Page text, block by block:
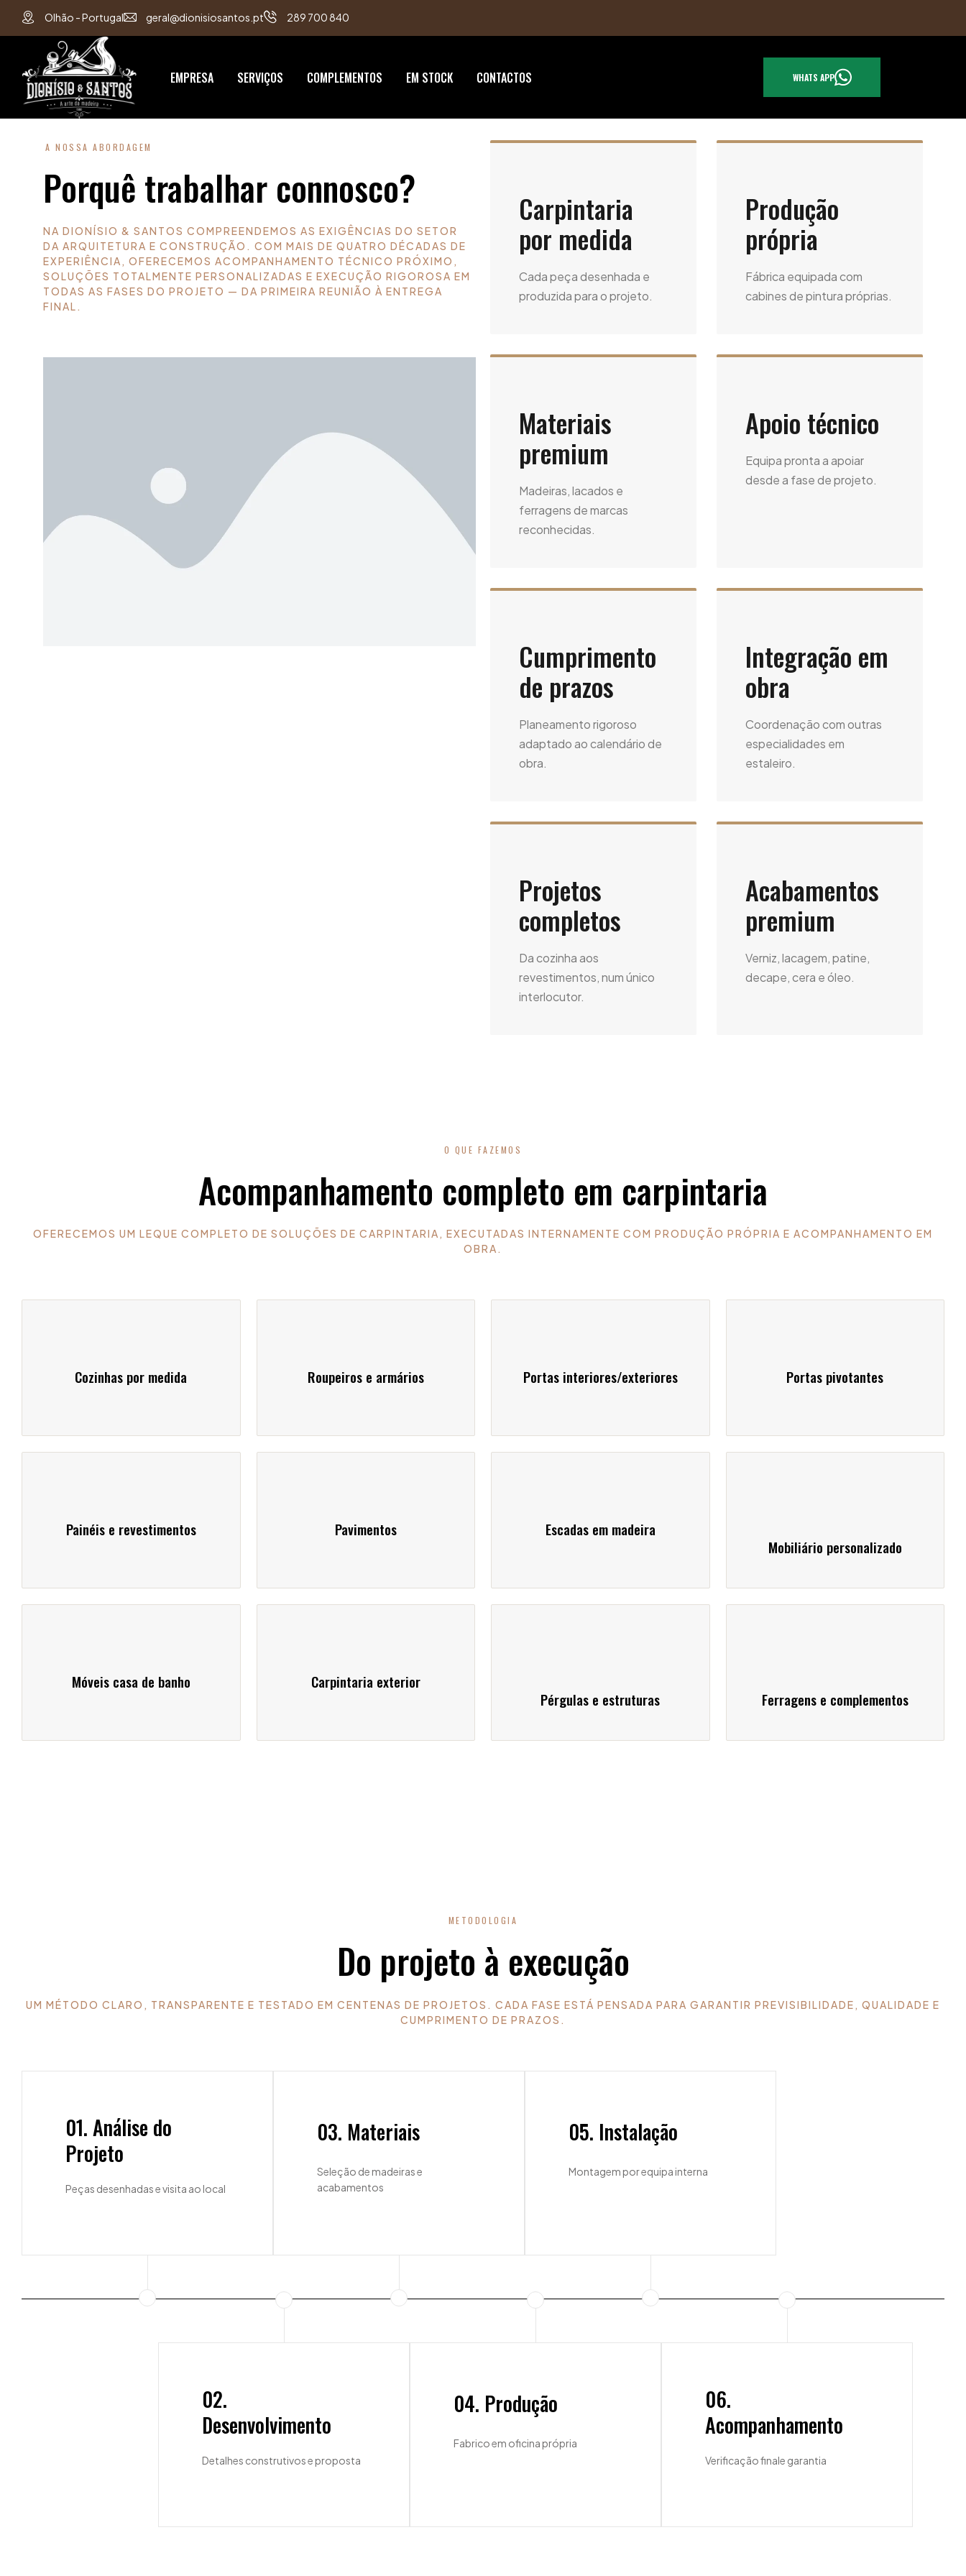
Olhão - Portugal geral@dionisiosantos.pt 289 700 840
EMPRESA SERVIÇOS COMPLEMENTOS EM STOCK CONTACTOS WHATS APP
A NOSSA ABORDAGEM
Porquê trabalhar connosco?
NA DIONÍSIO & SANTOS COMPREENDEMOS AS EXIGÊNCIAS DO SETOR
DA ARQUITETURA E CONSTRUÇÃO. COM MAIS DE QUATRO DÉCADAS DE
EXPERIÊNCIA, OFERECEMOS ACOMPANHAMENTO TÉCNICO PRÓXIMO,
SOLUÇÕES TOTALMENTE PERSONALIZADAS E EXECUÇÃO RIGOROSA EM
TODAS AS FASES DO PROJETO — DA PRIMEIRA REUNIÃO À ENTREGA
FINAL.
Carpintaria
por medida
Cada peça desenhada e
produzida para o projeto.
Produção
própria
Fábrica equipada com
cabines de pintura próprias.
Materiais
premium
Madeiras, lacados e
ferragens de marcas
reconhecidas.
Apoio técnico
Equipa pronta a apoiar
desde a fase de projeto.
Cumprimento
de prazos
Planeamento rigoroso
adaptado ao calendário de
obra.
Integração em
obra
Coordenação com outras
especialidades em
estaleiro.
Projetos
completos
Da cozinha aos
revestimentos, num único
interlocutor.
Acabamentos
premium
Verniz, lacagem, patine,
decape, cera e óleo.
O QUE FAZEMOS
Acompanhamento completo em carpintaria
OFERECEMOS UM LEQUE COMPLETO DE SOLUÇÕES DE CARPINTARIA, EXECUTADAS INTERNAMENTE COM PRODUÇÃO PRÓPRIA E ACOMPANHAMENTO EM
OBRA.
Cozinhas por medida Roupeiros e armários Portas interiores/exteriores Portas pivotantes
Painéis e revestimentos Pavimentos
Escadas em madeira
Mobiliário personalizado
Móveis casa de banho
Carpintaria exterior
Pérgulas e estruturas
Ferragens e complementos
METODOLOGIA
Do projeto à execução
UM MÉTODO CLARO, TRANSPARENTE E TESTADO EM CENTENAS DE PROJETOS. CADA FASE ESTÁ PENSADA PARA GARANTIR PREVISIBILIDADE, QUALIDADE E
CUMPRIMENTO DE PRAZOS.
01. Análise do
Projeto
Peças desenhadas e visita ao local
03. Materiais
Seleção de madeiras e
acabamentos
05. Instalação
Montagem por equipa interna
02.
Desenvolvimento
Detalhes construtivos e proposta
04. Produção
Fabrico em oficina própria
06.
Acompanhamento
Verificação finale garantia